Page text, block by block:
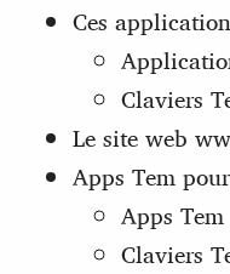
Ces
Claviers
Le site web
Apps Tem
Apps
Claviers